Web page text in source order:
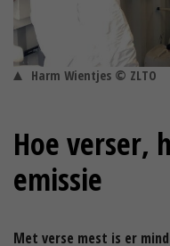
Harm Wientjes © ZLTO
Hoe verser,
emissie
Met verse mest is er